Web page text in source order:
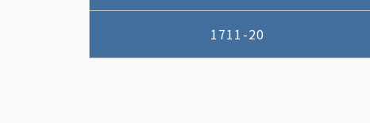
1711-20